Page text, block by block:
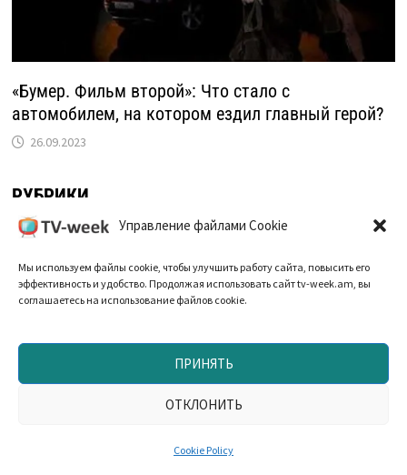
Управление файлами Cookie
Мы используем файлы cookie, чтобы улучшить работу сайта, повысить его
эффективность и удобство. Продолжая использовать сайт tv-week.am, вы
соглашаетесь на использование файлов cookie.
ПРИНЯТЬ
ОТКЛОНИТЬ
Cookie Policy
«Бумер. Фильм второй»: Что стало с
автомобилем, на котором ездил главный герой?
26.09.2023
РУБРИКИ
Зарубежные звезды
Истории
Мультфильмы
Наши звезды